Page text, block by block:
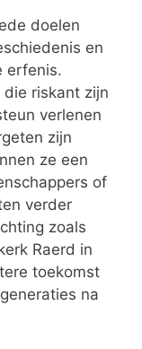
doelen
en
erfenis.
riskant zijn
verlenen
zijn
ze een
of
verder
zoals
Raerd in
toekomst
na